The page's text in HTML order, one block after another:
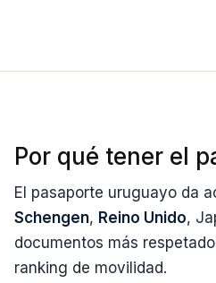
Por qué tener el
El pasaporte uruguayo da
Schengen, Reino Unido,
documentos más
ranking de movilidad.